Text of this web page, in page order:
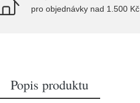
pro objednávky nad 1.500 Kč
Popis produktu